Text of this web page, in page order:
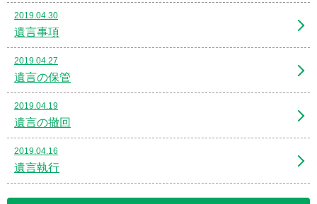
2019.04.30
遺言事項
2019.04.27
遺言の保管
2019.04.19
遺言の撤回
2019.04.16
遺言執行